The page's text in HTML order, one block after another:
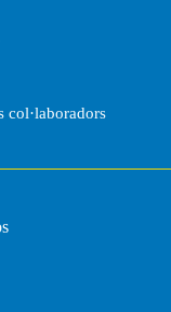
col·laboradors